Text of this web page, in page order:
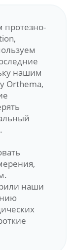
протезно-
нашим
Orthema,
наши